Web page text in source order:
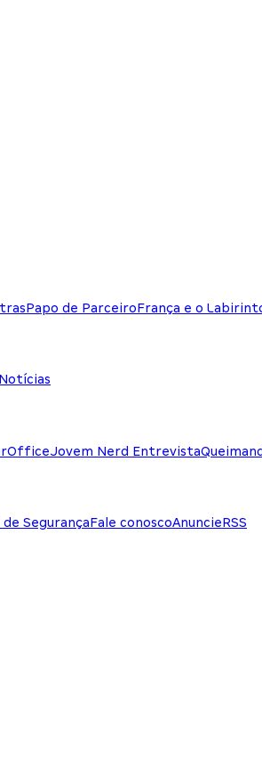
Papo de ParceiroFrança e o
Jovem Nerd Entrevista
SegurançaFale conoscoAnuncieRSS